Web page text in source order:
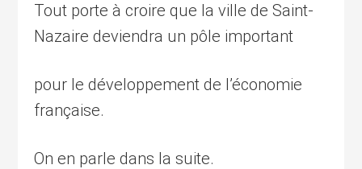
Tout porte à croire que la ville de Saint-
Nazaire deviendra un pôle important
pour le développement de l’économie
française.
On en parle dans la suite.